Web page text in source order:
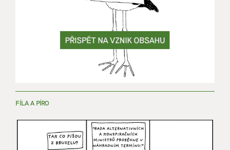
FÍLA A PÍRO